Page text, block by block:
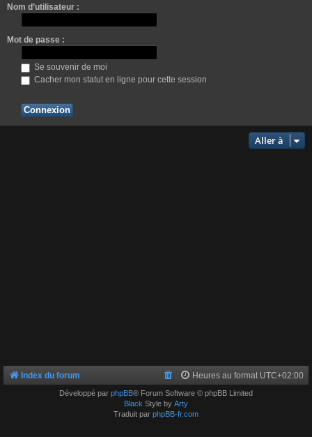
Nom d’utilisateur :
Mot de passe :
Se souvenir de moi
Cacher mon statut en ligne pour cette session
Aller à
Index du forum Heures au format UTC+02:00
Développé par phpBB® Forum Software © phpBB Limited
Black Style by Arty
Traduit par phpBB-fr.com